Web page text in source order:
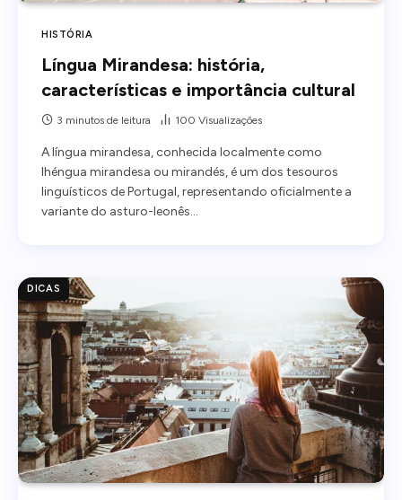
HISTÓRIA
Língua Mirandesa: história,
características e importância cultural
3 minutos de leitura 100 Visualizações
A língua mirandesa, conhecida localmente como
lhéngua mirandesa ou mirandés, é um dos tesouros
linguísticos de Portugal, representando oficialmente a
variante do asturo-leonês…
DICAS